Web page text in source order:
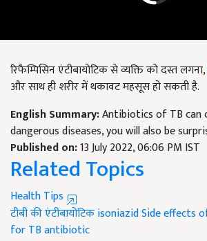
रिफैम्पिसिन एंटीबायोटिक से व्यक्ति को दस्त लगना,
और साथ ही शरीर में थकावट महसूस हो सकती है.
English Summary:Antibiotics of TB can
dangerous diseases, you will also be
Published on:13 July 2022, 06:06 PM IST
Related Topics
Health Tips
टीबी की एंटीबायोटिकisoniazidSide effects
for TBantibiotic